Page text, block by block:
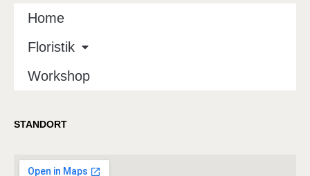
Home
Floristik
Workshop
STANDORT